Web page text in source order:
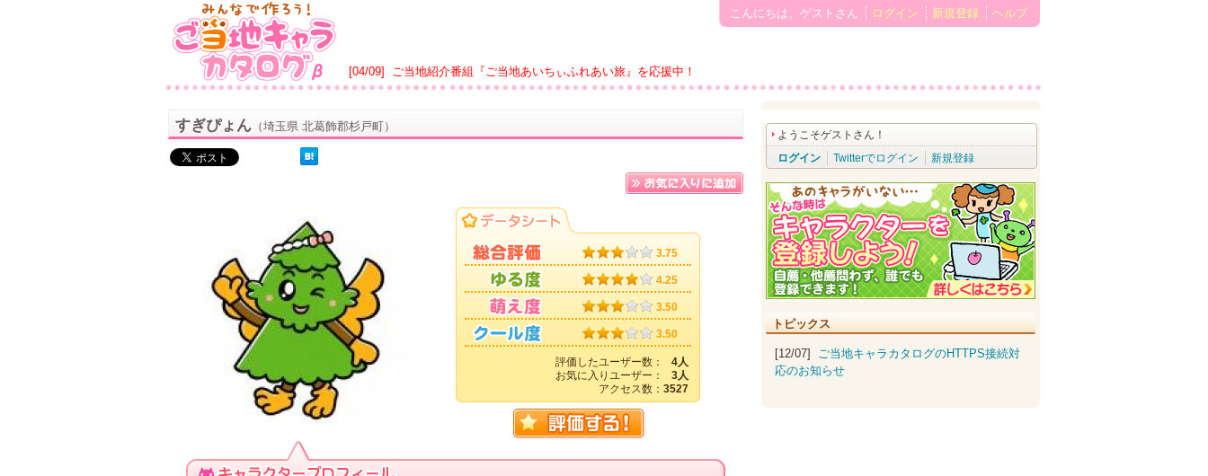
[04/09] ご当地紹介番組『ご当地あいちぃふれあい旅』を応援中！
こんにちは、ゲストさん ログイン 新規登録 ヘルプ
すぎぴょん （埼玉県 北葛飾郡杉戸町）
3.75
4.25
3.50
3.50
評価したユーザー数：
4人
お気に入りユーザー：
3人
アクセス数： 3527
ようこそゲストさん！
ログイン
Twitterでログイン 新規登録
トピックス
[12/07] ご当地キャラカタログのHTTPS接続対
応のお知らせ